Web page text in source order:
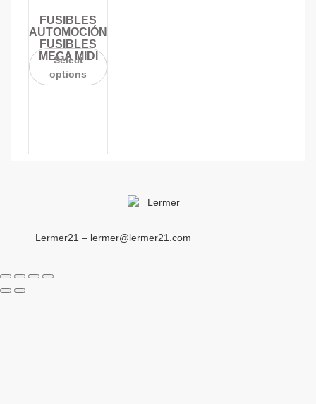
FUSIBLES
AUTOMOCIÓN
FUSIBLES
MEGA MIDI
Select
options
Lermer21 – lermer@lermer21.com